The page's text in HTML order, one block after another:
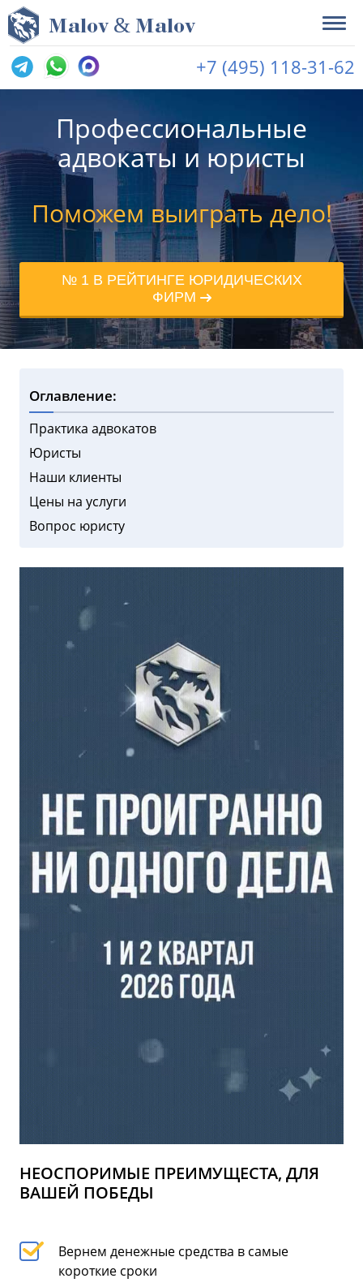
Malov & Malov
+7 (495) 118-31-62
Профессиональные
адвокаты и юристы
Поможем выиграть дело!
№ 1 В РЕЙТИНГЕ ЮРИДИЧЕСКИХ
ФИРМ
Оглавление:
Практика адвокатов
Юристы
Наши клиенты
Цены на услуги
Вопрос юристу
НЕОСПОРИМЫЕ ПРЕИМУЩЕСТА, ДЛЯ
ВАШЕЙ ПОБЕДЫ
Вернем денежные средства в самые
короткие сроки